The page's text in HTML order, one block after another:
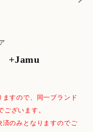
+Jamu
すので、同一ブランド
ざいます。
済のみとなりますのでご